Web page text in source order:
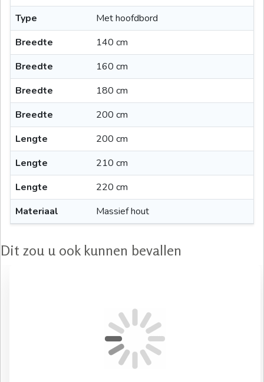
Type
Met hoofdbord
Breedte
140 cm
Breedte
160 cm
Breedte
180 cm
Breedte
200 cm
Lengte
200 cm
Lengte
210 cm
Lengte
220 cm
Materiaal
Massief hout
Dit zou u ook kunnen bevallen